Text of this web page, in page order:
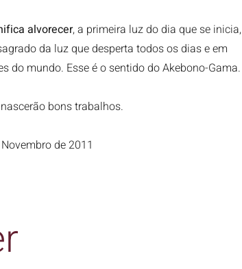
alvorecer, a primeira luz do dia que se inicia,
da luz que desperta todos os dias e em
do mundo. Esse é o sentido do Akebono-Gama.
bons trabalhos.
de 2011